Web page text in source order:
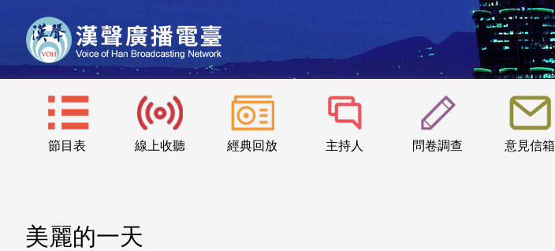
節目表 線上收聽 經典回放 主持人 問卷調查 意見信箱
:::
美麗的一天